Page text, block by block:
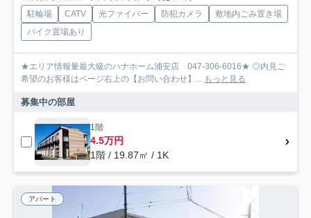
駐輪場 CATV 光ファイバー 防犯カメラ
敷地内ごみ置き場
バイク置場あり
★エリア情報量最大級のハナホーム浦安店 047-306-6016★ ◎内見ご
希望のお客様はページ右上の【お問い合わせ】... もっと見る
募集中の部屋
1階
4.5万円
1階 / 19.87㎡ / 1K
アパート